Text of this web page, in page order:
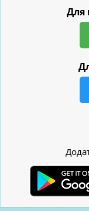
Для